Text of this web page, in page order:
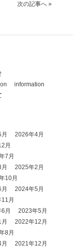
次の記事へ »
information
2026年4月
月
7月
2025年2月
10月
2024年5月
月
月
2023年5月
2022年12月
8月
2021年12月